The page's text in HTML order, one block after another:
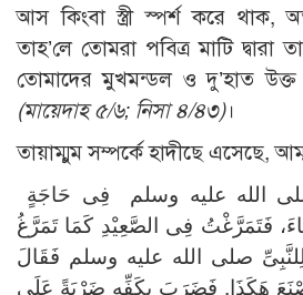
আস কিংবা স্ত্রী স্পর্শ করে থাক,
তাহ’লে তোমরা পবিত্র মাটি
তোমাদের মুখমন্ডল ও দু’হাত উক্ত
(মায়েদাহ ৫/৬; নিসা ৪/৪৩)।
তায়াম্মুম সম্পর্কে হাদীছে এসেছে,
فَتَمَرَّغْتُ فِى الصَّعِيْدِ كَمَا تَمَرَّغُ
صلى الله عليه وسلم فَقَالَ
هَكَذَا. فَضَرَبَ بِكَفِّهِ ضَرْبَةً عَلَى